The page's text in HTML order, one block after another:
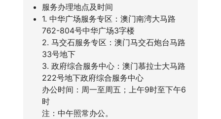
服务办理地点及时间
1. 中华广场服务专区：澳门南湾大马路
762-804号中华广场3字楼
2. 马交石服务专区：澳门马交石炮台马路
33号地下
3. 政府综合服务中心：澳门慕拉士大马路
222号地下政府综合服务中心
办公时间：周一至周五；上午9时至下午6
时
注：中午照常办公。